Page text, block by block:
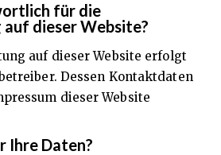
für die
dieser Website?
auf dieser Website erfolgt
Dessen Kontaktdaten
dieser Website
Ihre Daten?